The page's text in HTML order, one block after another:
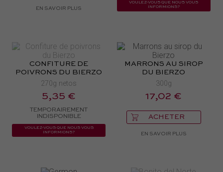
EN SAVOIR PLUS
VOULEZ-VOUS QUE NOUS VOUS
INFORMIONS?
CONFITURE DE
POIVRONS DU BIERZO
270g netos
5,35 €
TEMPORAIREMENT
INDISPONIBLE
VOULEZ-VOUS QUE NOUS VOUS
INFORMIONS?
MARRONS AU SIROP
DU BIERZO
300g
17,02 €
ACHETER
EN SAVOIR PLUS